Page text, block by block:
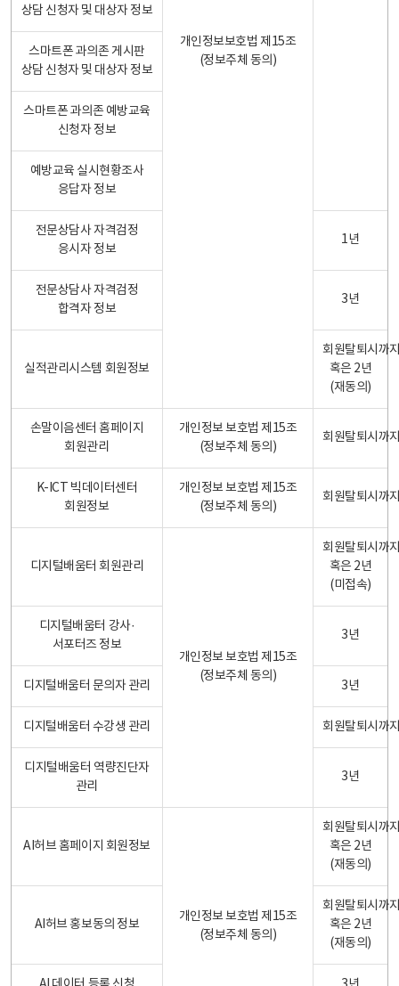
개인정보보호법 제15조
(정보주체 동의)
상담 신청자 및 대상자 정보
스마트폰 과의존 게시판
상담 신청자 및 대상자 정보
스마트폰 과의존 예방교육
신청자 정보
예방교육 실시현황조사
응답자 정보
전문상담사 자격검정
응시자 정보
1년
전문상담사 자격검정
합격자 정보
3년
실적관리시스템 회원정보
회원탈퇴시까
혹은 2년
(재동의)
손말이음센터 홈페이지
회원관리
개인정보 보호법 제15조
(정보주체 동의)
회원탈퇴시까
K-ICT 빅데이터센터
회원정보
개인정보 보호법 제15조
(정보주체 동의)
회원탈퇴시까
디지털배움터 회원관리
개인정보 보호법 제15조
(정보주체 동의)
회원탈퇴시까
혹은 2년
(미접속)
디지털배움터 강사·
서포터즈 정보
3년
디지털배움터 문의자 관리 3년
디지털배움터 수강생 관리 회원탈퇴시까
디지털배움터 역량진단자
관리
3년
AI허브 홈페이지 회원정보
개인정보 보호법 제15조
(정보주체 동의)
회원탈퇴시까
혹은 2년
(재동의)
AI허브 홍보동의 정보
회원탈퇴시까
혹은 2년
(재동의)